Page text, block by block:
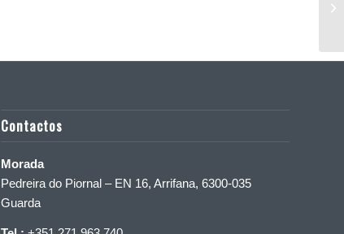
Contactos
Morada
Pedreira do Piornal – EN 16, Arrifana, 6300-035
Guarda